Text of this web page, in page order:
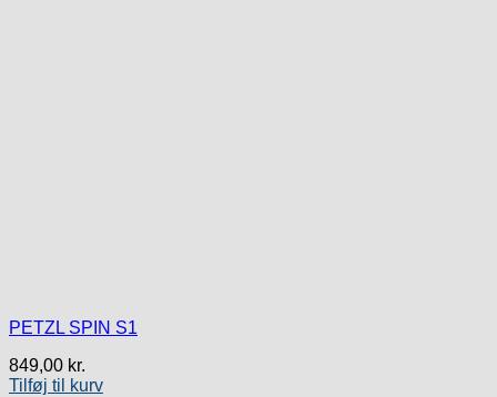
PETZL SPIN S1
849,00 kr.
Tilføj til kurv